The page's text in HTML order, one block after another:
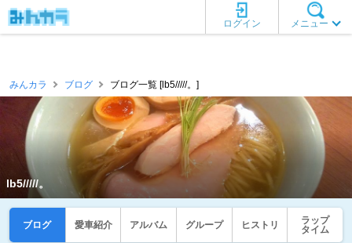
メニュー
ログイン
みんカラ ブログ ブログ一覧 [lb5/////。]
lb5/////。
ブログ 愛車紹介 アルバム グループ ヒストリ
ラップ
タイム